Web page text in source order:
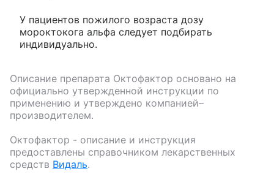
У пациентов пожилого возраста дозу
мороктокога альфа следует подбирать
индивидуально.
Описание препарата Октофактор основано на
официально утвержденной инструкции по
применению и утверждено компанией–
производителем.
Октофактор - описание и инструкция
предоставлены справочником лекарственных
средств Видаль.